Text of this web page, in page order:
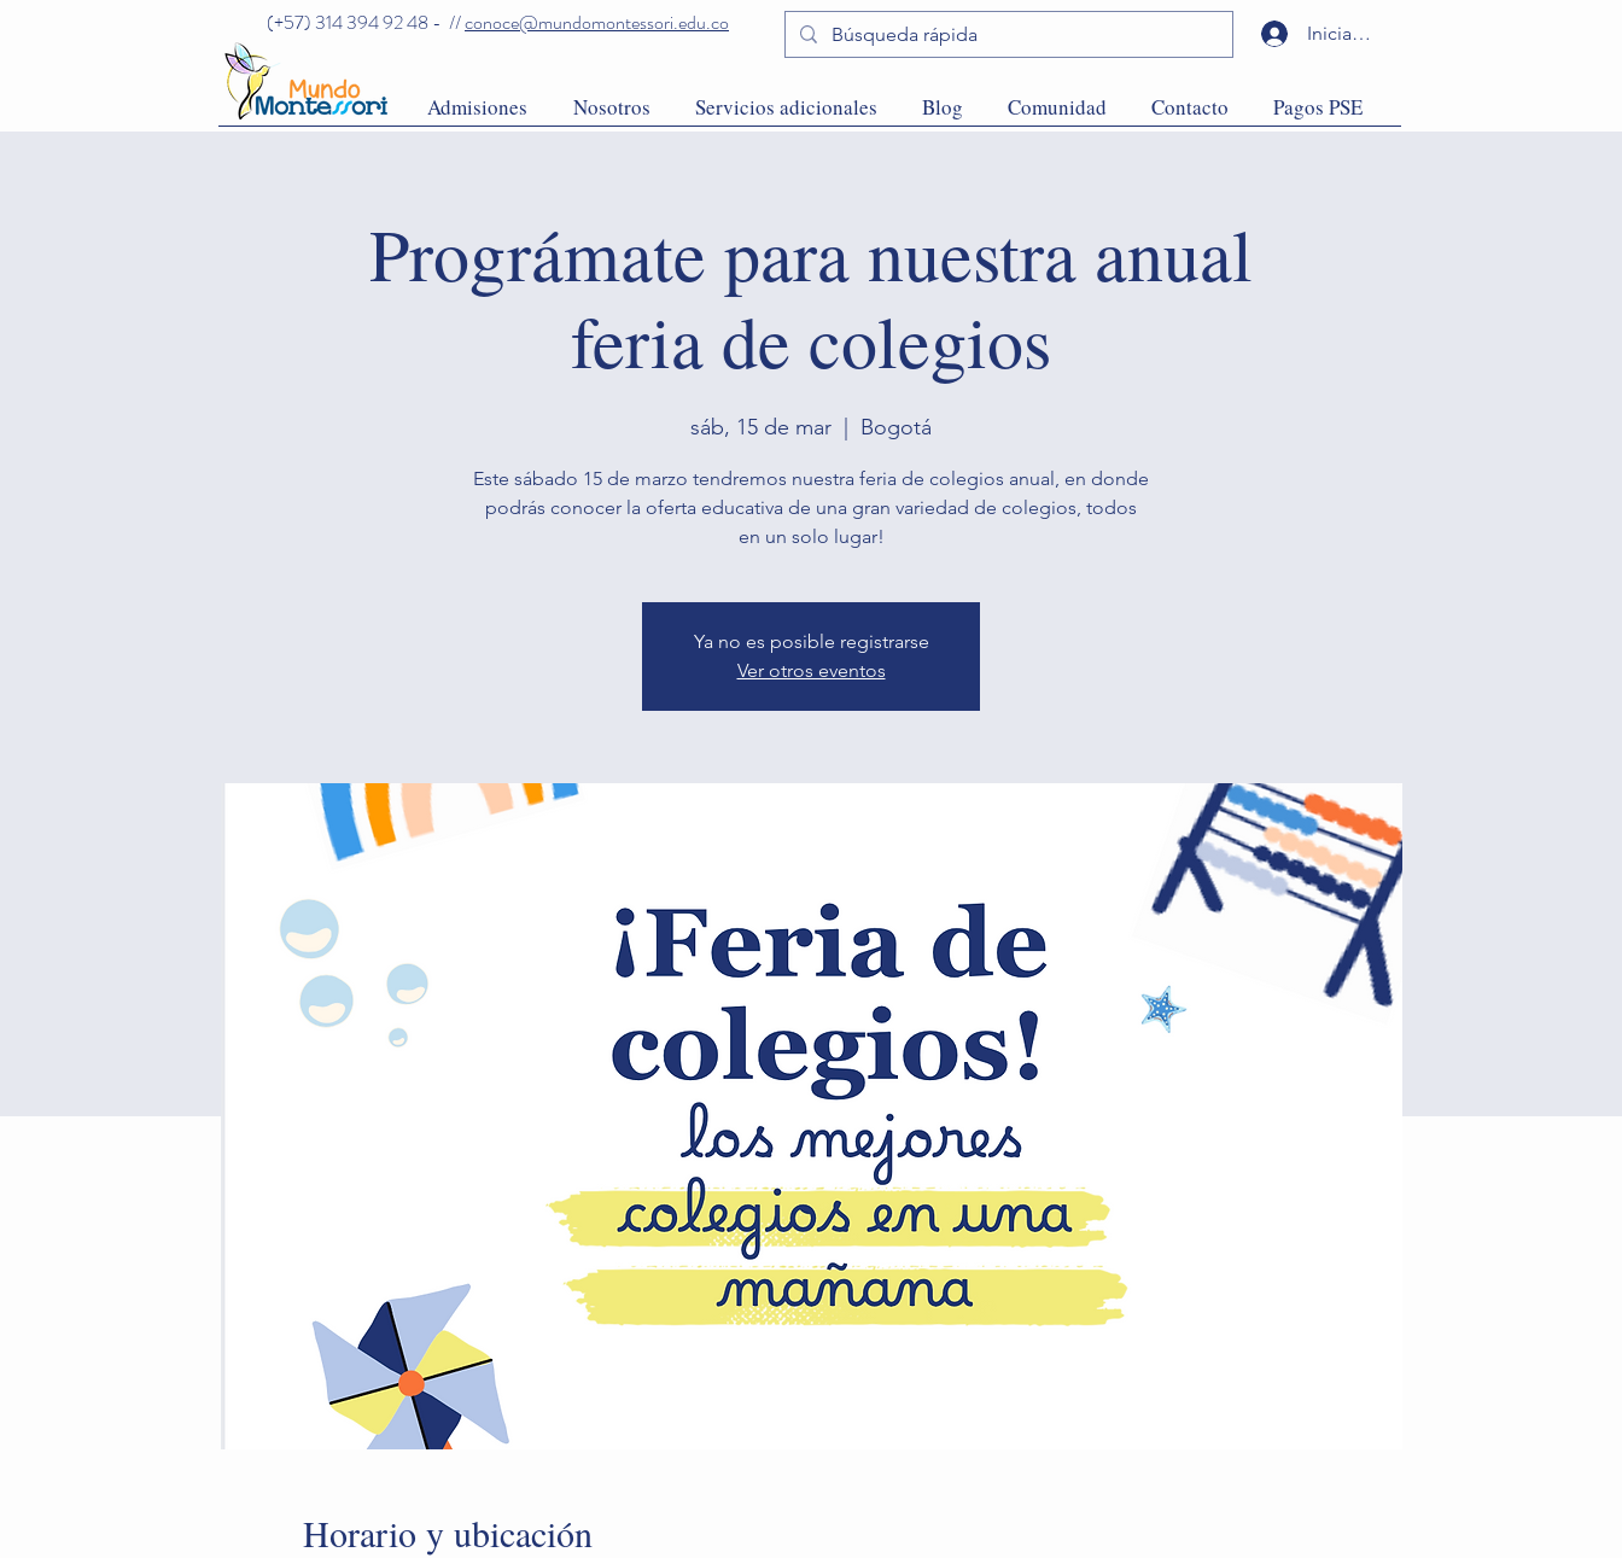
(+57) 314 394 92 48 - //conoce@mundomontessori.edu.co
Admisiones Nosotros Servicios adicionales Blog Comunidad Contacto Pagos PSE
Iniciar sesión
Prográmate para nuestra anual
feria de colegios
sáb, 15 de mar Bogotá
Este sábado 15 de marzo tendremos nuestra feria de colegios anual, en donde
podrás conocer la oferta educativa de una gran variedad de colegios, todos
en un solo lugar!
Ya no es posible registrarse
Ver otros eventos
Horario y ubicación